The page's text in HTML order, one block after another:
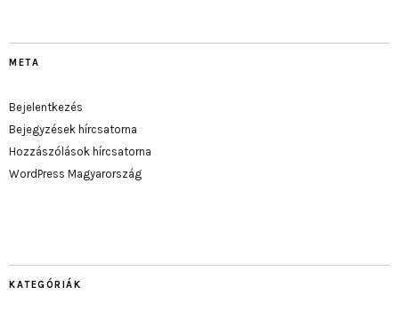
META
Bejelentkezés
Bejegyzések hírcsatorna
Hozzászólások hírcsatorna
WordPress Magyarország
KATEGÓRIÁK